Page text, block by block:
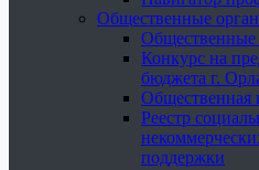
Общественные
Общественные
Конкурс на
бюджета г.
Общественная
Реестр
поддержки